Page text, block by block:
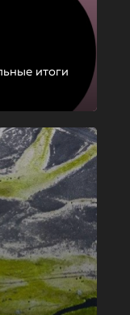
итоги